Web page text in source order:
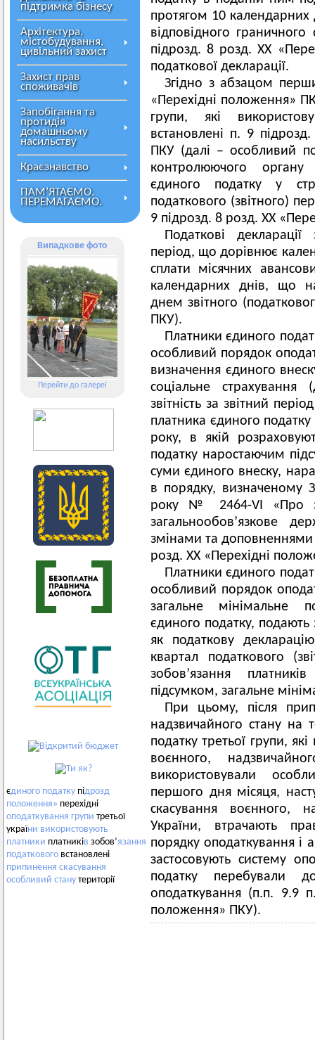
підтримка бізнесу
Архітектура,
містобудування,
цивільний захист
Захист прав
споживачів
Запобігання та
протидія
домашньому
насильству
Краєзнавство
ПАМ’ЯТАЄМО.
ПЕРЕМАГАЄМО.
Випадкове фото
Перейти до галереї
єдиного податку підрозд
положення» перехідні
оподаткування групи третьої
україни використовують
платники платників зобов’язання
податкового встановлені
припинення скасування
особливий стану території
протягом 10
відповідного
підрозд. 8 розд. ХХ
податкової декларації.
Згідно з абзацом
«Перехідні положення»
групи, які
встановлені п. 9
ПКУ (далі – особливий
контролюючого органу
єдиного податку у
податкового (звітного)
9 підрозд. 8 розд. ХХ
Податкові
період, що дорівнює
сплати місячних
календарних днів, що
днем звітного
ПКУ).
Платники єдиного
особливий порядок
визначення єдиного
соціальне
звітність за звітний
платника єдиного податку
року, в якій
податку наростаючим
суми єдиного внеску,
в порядку, визначеному
року № 2464-VI «Про
загальнообов’язкове
змінами та доповненнями
розд. ХХ «Перехідні
Платники єдиного
особливий порядок
загальне мінімальне
єдиного податку, подають
як податкову
квартал податкового
зобов’язання
підсумком, загальне
При цьому, після
надзвичайного стану на
податку третьої групи,
воєнного,
використовували
першого дня місяця,
скасування воєнного,
України, втрачають
порядку оподаткування
застосовують систему
податку перебували
оподаткування (п.п. 9.9
положення» ПКУ).